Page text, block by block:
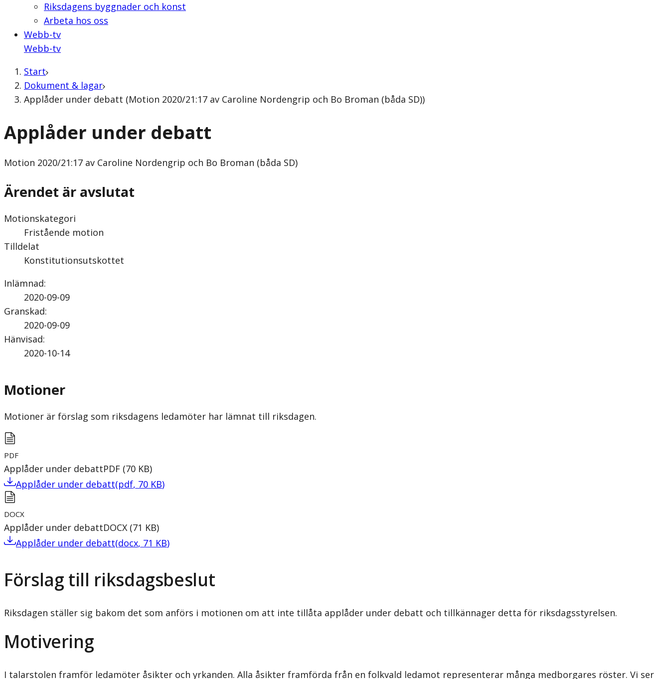
Riksdagens byggnader och konst
Arbeta hos oss
Webb-tv
Webb-tv
Start
Dokument & lagar
Applåder under debatt (Motion 2020/21:17 av Caroline Nordengrip och Bo Broman (båda SD))
Applåder under debatt
Motion 2020/21:17 av Caroline Nordengrip och Bo Broman (båda SD)
Ärendet är avslutat
Motionskategori
Fristående motion
Tilldelat
Konstitutionsutskottet
Inlämnad:
2020-09-09
Granskad:
2020-09-09
Hänvisad:
2020-10-14
Motioner
Motioner är förslag som riksdagens ledamöter har lämnat till riksdagen.
PDF
Applåder under debattPDF (70 KB)
Applåder under debatt(pdf, 70 KB)
DOCX
Applåder under debattDOCX (71 KB)
Applåder under debatt(docx, 71 KB)
Förslag till riksdagsbeslut
Riksdagen ställer sig bakom det som anförs i motionen om att inte tillåta applåder under debatt och tillkännager detta för riksdagsstyrelsen.
Motivering
I talarstolen framför ledamöter åsikter och yrkanden. Alla åsikter framförda från en folkvald ledamot representerar många medborgares röster. Vi ser